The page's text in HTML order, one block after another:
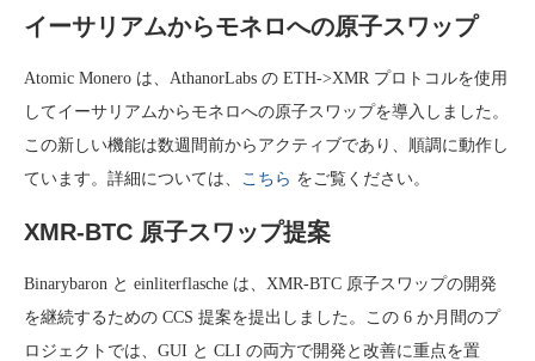
イーサリアムからモネロへの原子スワップ
Atomic Monero は、AthanorLabs の ETH->XMR プロトコルを使用
してイーサリアムからモネロへの原子スワップを導入しました。
この新しい機能は数週間前からアクティブであり、順調に動作し
ています。詳細については、 こちら をご覧ください。
XMR-BTC 原子スワップ提案
Binarybaron と einliterflasche は、XMR-BTC 原子スワップの開発
を継続するための CCS 提案を提出しました。この 6 か月間のプ
ロジェクトでは、GUI と CLI の両方で開発と改善に重点を置